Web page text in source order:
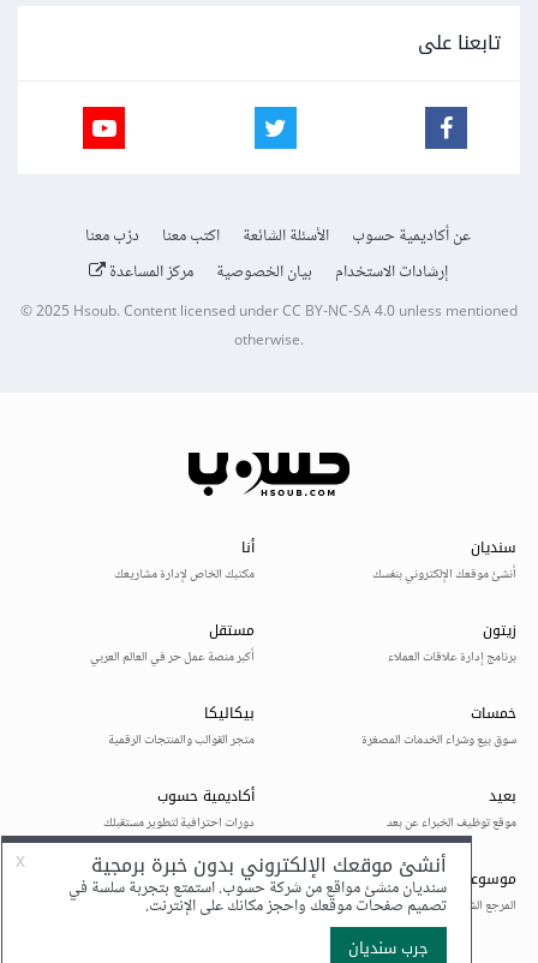
تابعنا على
عن أكاديمية حسوب الأسئلة الشائعة اكتب معنا
درّب معنا
إرشادات الاستخدام
بيان الخصوصية مركز المساعدة
© 2025Hsoub.Content licensed underCC BY-NC-SA 4.0unless mentioned
otherwise.